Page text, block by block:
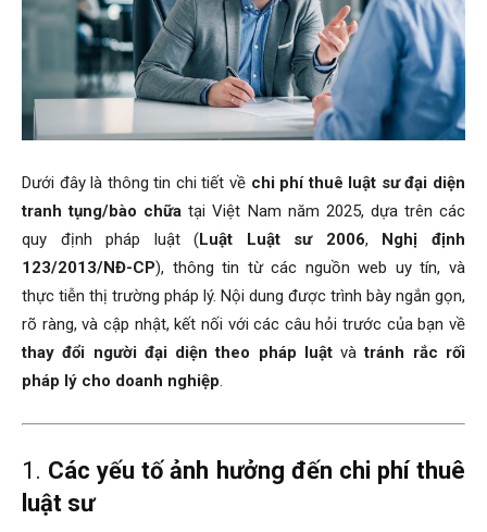
Dưới đây là thông tin chi tiết về chi phí thuê luật sư đại diện
tranh tụng/bào chữa tại Việt Nam năm 2025, dựa trên các
quy định pháp luật (Luật Luật sư 2006, Nghị định
123/2013/NĐ-CP), thông tin từ các nguồn web uy tín, và
thực tiễn thị trường pháp lý. Nội dung được trình bày ngắn gọn,
rõ ràng, và cập nhật, kết nối với các câu hỏi trước của bạn về
thay đổi người đại diện theo pháp luậtvàtránh rắc rối
pháp lý cho doanh nghiệp
1. Các yếu tố ảnh hưởng đến chi phí thuê
luật sư